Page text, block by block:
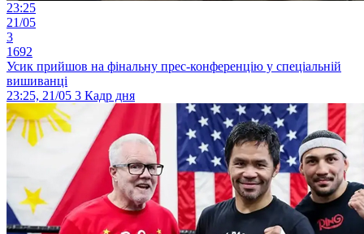
23:25
21/05
3
1692
Усик прийшов на фінальну прес-конференцію у спеціальній
вишиванці
23:25, 21/05 3 Кадр дня